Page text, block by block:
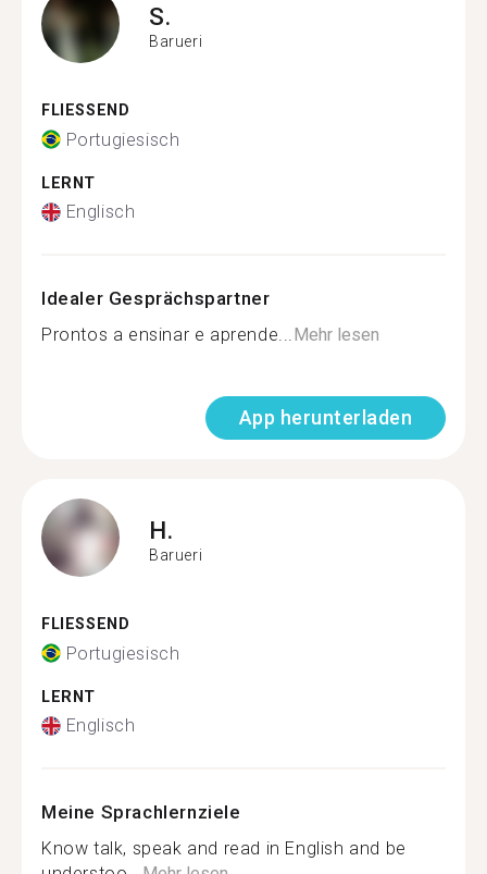
S.
Barueri
FLIESSEND
Portugiesisch
LERNT
Englisch
Idealer Gesprächspartner
Prontos a ensinar e aprende...Mehr lesen
App herunterladen
H.
Barueri
FLIESSEND
Portugiesisch
LERNT
Englisch
Meine Sprachlernziele
Know talk, speak and read in English and be